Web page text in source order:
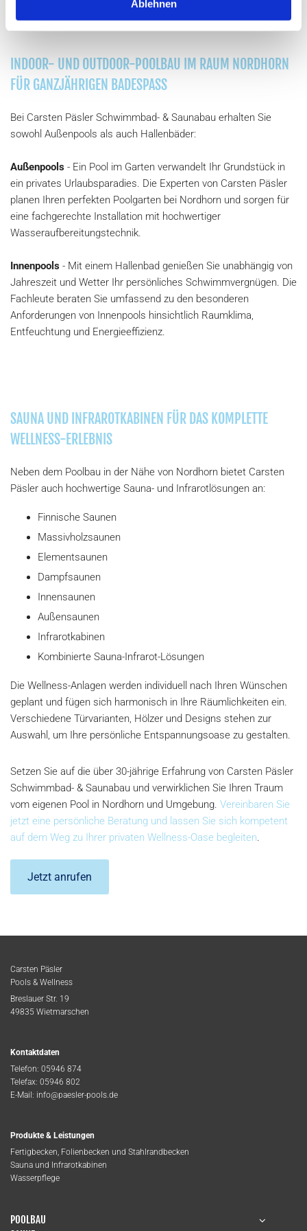
Ablehnen
INDOOR- UND OUTDOOR-POOLBAU IM RAUM NORDHORN
FÜR GANZJÄHRIGEN BADESPASS
Bei Carsten Päsler Schwimmbad- & Saunabau erhalten Sie
sowohl Außenpools als auch Hallenbäder:
Außenpools - Ein Pool im Garten verwandelt Ihr Grundstück in
ein privates Urlaubsparadies. Die Experten von Carsten Päsler
planen Ihren perfekten Poolgarten bei Nordhorn und sorgen für
eine fachgerechte Installation mit hochwertiger
Wasseraufbereitungstechnik.
Innenpools - Mit einem Hallenbad genießen Sie unabhängig von
Jahreszeit und Wetter Ihr persönliches Schwimmvergnügen. Die
Fachleute beraten Sie umfassend zu den besonderen
Anforderungen von Innenpools hinsichtlich Raumklima,
Entfeuchtung und Energieeffizienz.
SAUNA UND INFRAROTKABINEN FÜR DAS KOMPLETTE
WELLNESS-ERLEBNIS
Neben dem Poolbau in der Nähe von Nordhorn bietet Carsten
Päsler auch hochwertige Sauna- und Infrarotlösungen an:
Finnische Saunen
Massivholzsaunen
Elementsaunen
Dampfsaunen
Innensaunen
Außensaunen
Infrarotkabinen
Kombinierte Sauna-Infrarot-Lösungen
Die Wellness-Anlagen werden individuell nach Ihren Wünschen
geplant und fügen sich harmonisch in Ihre Räumlichkeiten ein.
Verschiedene Türvarianten, Hölzer und Designs stehen zur
Auswahl, um Ihre persönliche Entspannungsoase zu gestalten.
Setzen Sie auf die über 30-jährige Erfahrung von Carsten Päsler
Schwimmbad- & Saunabau und verwirklichen Sie Ihren Traum
vom eigenen Pool in Nordhorn und Umgebung. Vereinbaren Sie
jetzt eine persönliche Beratung und lassen Sie sich kompetent
auf dem Weg zu Ihrer privaten Wellness-Oase begleiten.
Jetzt anrufen
Carsten Päsler
Pools & Wellness
Breslauer Str. 19
49835 Wietmarschen
Kontaktdaten
Telefon: 05946 874
Telefax: 05946 802
E-Mail: info@paesler-pools.de
Produkte & Leistungen
Fertigbecken, Folienbecken und Stahlrandbecken
Sauna und Infrarotkabinen
Wasserpflege
POOLBAU